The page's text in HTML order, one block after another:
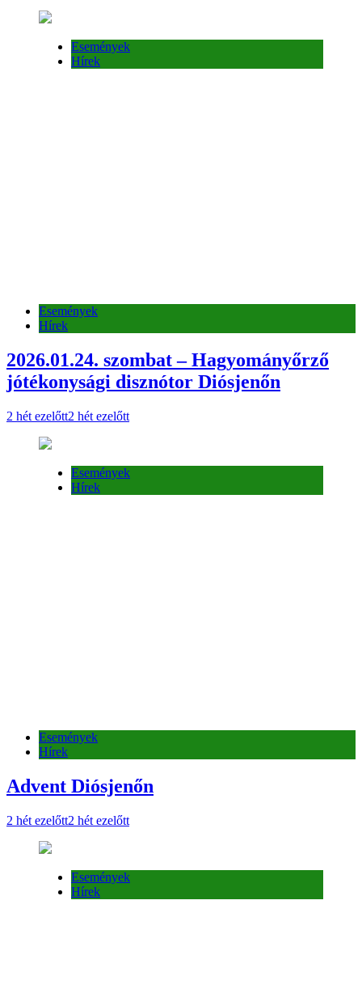
Események
Hírek
Események
Hírek
2026.01.24. szombat – Hagyományőrző
jótékonysági disznótor Diósjenőn
2 hét ezelőtt2 hét ezelőtt
Események
Hírek
Események
Hírek
Advent Diósjenőn
2 hét ezelőtt2 hét ezelőtt
Események
Hírek